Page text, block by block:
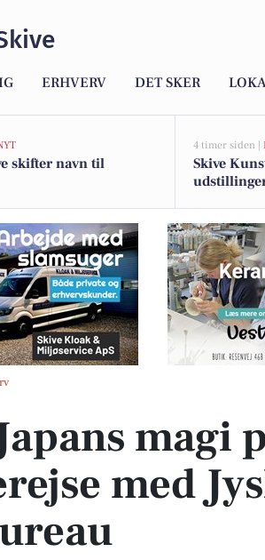
ERHVERV DET SKER
skifter navn til
4 timer siden |
Skive
familierejse med Jysk Rejsebureau
magi
med